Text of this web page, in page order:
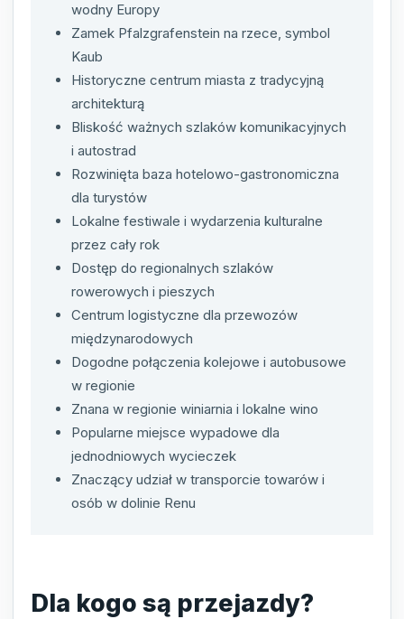
wodny Europy
Zamek Pfalzgrafenstein na rzece, symbol
Kaub
Historyczne centrum miasta z tradycyjną
architekturą
Bliskość ważnych szlaków komunikacyjnych
i autostrad
Rozwinięta baza hotelowo-gastronomiczna
dla turystów
Lokalne festiwale i wydarzenia kulturalne
przez cały rok
Dostęp do regionalnych szlaków
rowerowych i pieszych
Centrum logistyczne dla przewozów
międzynarodowych
Dogodne połączenia kolejowe i autobusowe
w regionie
Znana w regionie winiarnia i lokalne wino
Popularne miejsce wypadowe dla
jednodniowych wycieczek
Znaczący udział w transporcie towarów i
osób w dolinie Renu
Dla kogo są przejazdy?